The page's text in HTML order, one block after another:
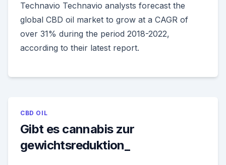
Technavio Technavio analysts forecast the
global CBD oil market to grow at a CAGR of
over 31% during the period 2018-2022,
according to their latest report.
CBD OIL
Gibt es cannabis zur
gewichtsreduktion_